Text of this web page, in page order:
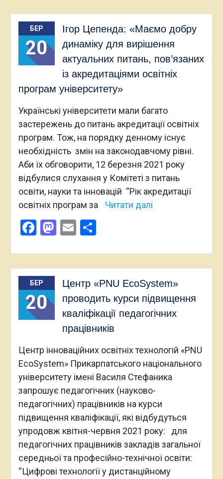
БЕР
20
Ігор Цепенда: «Маємо добру
динаміку для вирішення
актуальних питань, пов’язаних
із акредитаціями освітніх
програм університету»
Українські університети мали багато
застережень до питань акредитації освітніх
програм. Тож, на порядку денному існує
необхідність змін на законодавчому рівні.
Аби їх обговорити, 12 березня 2021 року
відбулися слухання у Комітеті з питань
освіти, науки та інновацій “Рік акредитації
освітніх програм за
Читати далі
Facebook
Mastodon
EmailПоділитися
БЕР
20
Центр «PNU EcoSystem»
проводить курси підвищення
кваліфікації педагогічних
працівників
Центр інноваційних освітніх технологій «PNU
EcoSystem» Прикарпатського національного
університету імені Василя Стефаника
запрошує педагогічних (науково-
педагогічних) працівників на курси
підвищення кваліфікації, які відбудуться
упродовж квітня-червня 2021 року: для
педагогічних працівників закладів загальної
середньої та професійно-технічної освіти:
“Цифрові технології у дистанційному